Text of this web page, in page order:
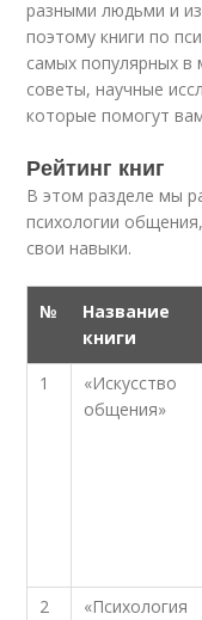
разными людьми и
поэтому книги по
самых популярных в
советы, научные
которые помогут
Рейтинг книг
В этом разделе мы
психологии
свои навыки.
№
Название
книги
1
«Искусство
общения»
2
«Психология